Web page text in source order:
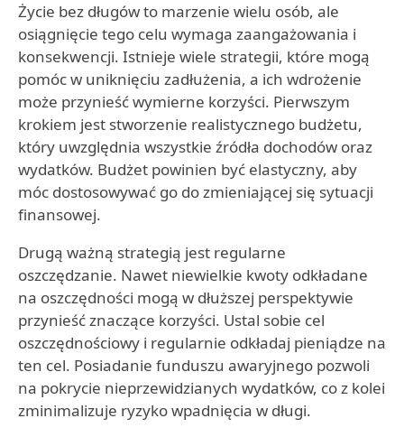
Życie bez długów to marzenie wielu osób, ale
osiągnięcie tego celu wymaga zaangażowania i
konsekwencji. Istnieje wiele strategii, które mogą
pomóc w uniknięciu zadłużenia, a ich wdrożenie
może przynieść wymierne korzyści. Pierwszym
krokiem jest stworzenie realistycznego budżetu,
który uwzględnia wszystkie źródła dochodów oraz
wydatków. Budżet powinien być elastyczny, aby
móc dostosowywać go do zmieniającej się sytuacji
finansowej.
Drugą ważną strategią jest regularne
oszczędzanie. Nawet niewielkie kwoty odkładane
na oszczędności mogą w dłuższej perspektywie
przynieść znaczące korzyści. Ustal sobie cel
oszczędnościowy i regularnie odkładaj pieniądze na
ten cel. Posiadanie funduszu awaryjnego pozwoli
na pokrycie nieprzewidzianych wydatków, co z kolei
zminimalizuje ryzyko wpadnięcia w długi.